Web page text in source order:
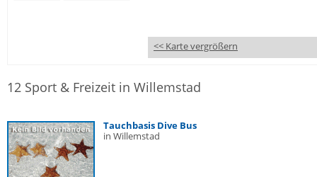
<< Karte vergrößern
12 Sport & Freizeit in Willemstad
Tauchbasis Dive Bus
in Willemstad